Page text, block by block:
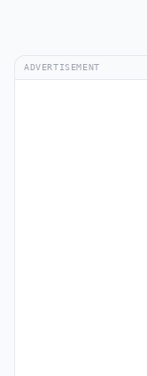
ADVERTISEMENT